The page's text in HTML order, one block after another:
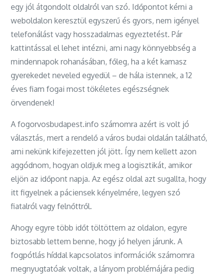
egy jól átgondolt oldalról van szó. Időpontot kérni a
weboldalon keresztül egyszerű és gyors, nem igényel
telefonálást vagy hosszadalmas egyeztetést. Pár
kattintással el lehet intézni, ami nagy könnyebbség a
mindennapok rohanásában, főleg, ha a két kamasz
gyerekedet neveled egyedül – de hála istennek, a 12
éves fiam fogai most tökéletes egészségnek
örvendenek!
A fogorvosbudapest.info számomra azért is volt jó
választás, mert a rendelő a város budai oldalán található,
ami nekünk kifejezetten jól jött. Így nem kellett azon
aggódnom, hogyan oldjuk meg a logisztikát, amikor
eljön az időpont napja. Az egész oldal azt sugallta, hogy
itt figyelnek a páciensek kényelmére, legyen szó
fiatalról vagy felnőttről.
Ahogy egyre több időt töltöttem az oldalon, egyre
biztosabb lettem benne, hogy jó helyen járunk. A
fogpótlás híddal kapcsolatos információk számomra
megnyugtatóak voltak, a lányom problémájára pedig